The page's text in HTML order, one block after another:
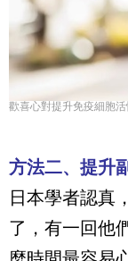
歡喜心對提升免疫細胞
方法二、提升
日本學者認真
了，有一回他